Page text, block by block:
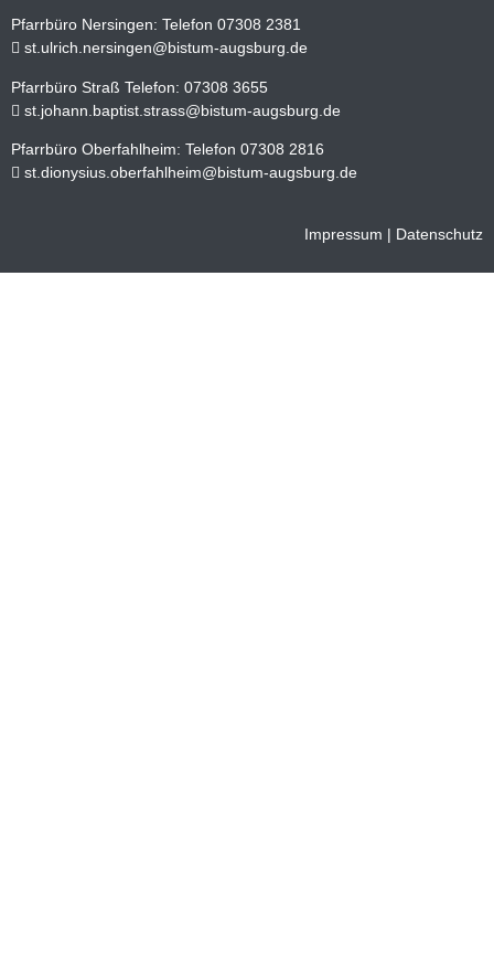
Pfarrbüro Nersingen: Telefon 07308 2381
st.ulrich.nersingen@bistum-augsburg.de
Pfarrbüro Straß Telefon: 07308 3655
st.johann.baptist.strass@bistum-augsburg.de
Pfarrbüro Oberfahlheim: Telefon 07308 2816
st.dionysius.oberfahlheim@bistum-augsburg.de
Impressum | Datenschutz